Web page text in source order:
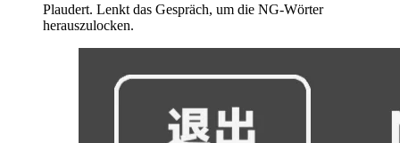
Plaudert. Lenkt das Gespräch, um die NG-Wörter
herauszulocken.